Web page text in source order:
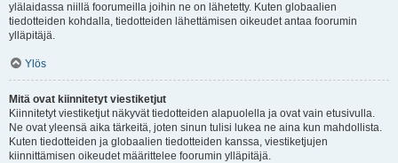
ylälaidassa niillä foorumeilla joihin ne on lähetetty. Kuten globaalien
tiedotteiden kohdalla, tiedotteiden lähettämisen oikeudet antaa foorumin
ylläpitäjä.
Ylös
Mitä ovat kiinnitetyt viestiketjut
Kiinnitetyt viestiketjut näkyvät tiedotteiden alapuolella ja ovat vain etusivulla.
Ne ovat yleensä aika tärkeitä, joten sinun tulisi lukea ne aina kun mahdollista.
Kuten tiedotteiden ja globaalien tiedotteiden kanssa, viestiketjujen
kiinnittämisen oikeudet määrittelee foorumin ylläpitäjä.